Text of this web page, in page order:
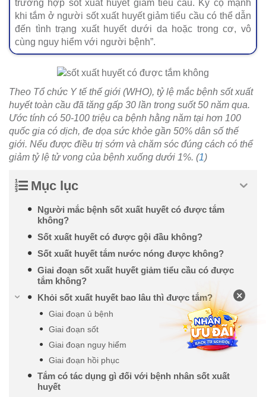
trường hợp sốt xuất huyết giảm tiểu cầu. Kỳ cọ mạnh
khi tắm ở người sốt xuất huyết giảm tiểu cầu có thể dẫn
đến tình trạng xuất huyết dưới da hoặc trong cơ, vô
cùng nguy hiểm với người bệnh”.
Theo Tổ chức Y tế thế giới (WHO), tỷ lệ mắc bệnh sốt xuất
huyết toàn cầu đã tăng gấp 30 lần trong suốt 50 năm qua.
Ước tính có 50-100 triệu ca bệnh hằng năm tại hơn 100
quốc gia có dịch, đe dọa sức khỏe gần 50% dân số thế
giới. Nếu được điều trị sớm và chăm sóc đúng cách có thể
giảm tỷ lệ tử vong của bệnh xuống dưới 1%. (1)
Mục lục
Người mắc bệnh sốt xuất huyết có được tắm
không?
Sốt xuất huyết có được gội đầu không?
Sốt xuất huyết tắm nước nóng được không?
Giai đoạn sốt xuất huyết giảm tiểu cầu có được
tắm không?
Khỏi sốt xuất huyết bao lâu thì được tắm?
Giai đoạn ủ bệnh
Giai đoạn sốt
Giai đoạn nguy hiểm
Giai đoạn hồi phục
Tắm có tác dụng gì đối với bệnh nhân sốt xuất
huyết
×